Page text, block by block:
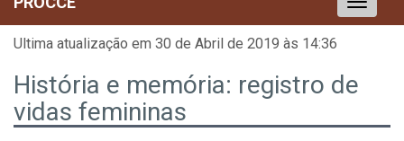
navigation
Ultima atualização em 30 de Abril de 2019 às 14:36
História e memória: registro de
vidas femininas